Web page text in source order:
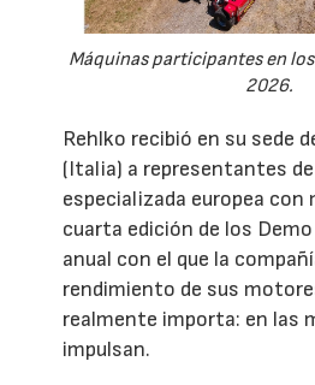
Máquinas participantes en
2026.
Rehlko recibió en su sede
(Italia) a representantes
especializada europea con
cuarta edición de los
anual con el que la
rendimiento de sus
realmente importa: en las
impulsan.